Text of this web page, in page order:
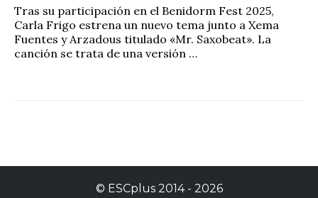
Tras su participación en el Benidorm Fest 2025,
Carla Frigo estrena un nuevo tema junto a Xema
Fuentes y Arzadous titulado «Mr. Saxobeat». La
canción se trata de una versión …
© ESCplus2014 - 2026